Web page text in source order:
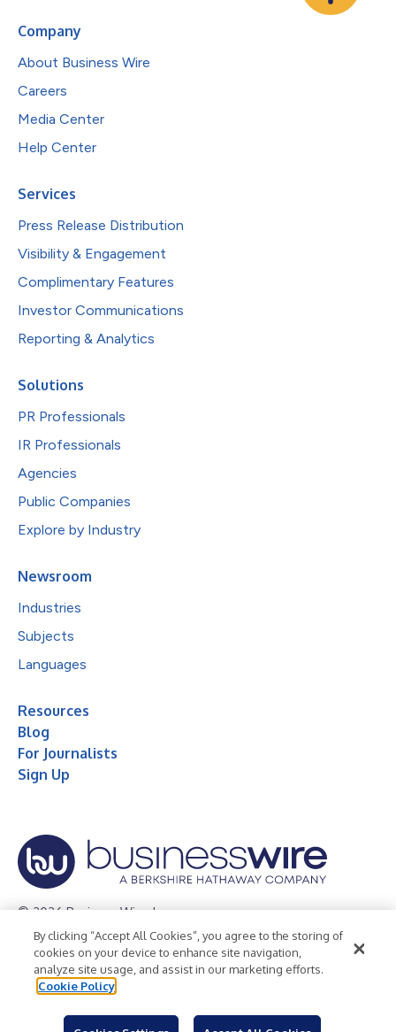
Company
About Business Wire
Careers
Media Center
Help Center
Services
Press Release Distribution
Visibility & Engagement
Complimentary Features
Investor Communications
Reporting & Analytics
Solutions
PR Professionals
IR Professionals
Agencies
Public Companies
Explore by Industry
Newsroom
Industries
Subjects
Languages
Resources
Blog
For Journalists
Sign Up
© 2026 Business Wire, Inc.
Privacy Policy Cookie Policy
Accessibility Statement
Terms of Use
Legal
By clicking “Accept All Cookies”, you agree to the storing of
cookies on your device to enhance site navigation,
analyze site usage, and assist in our marketing efforts.
Cookie Policy